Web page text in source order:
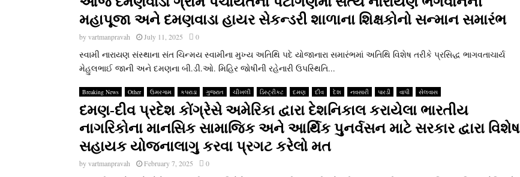
મહાપૂજા અને દમણવાડા હાયર સેકન્‍ડરી શાળાના શિક્ષકોનો સન્‍માન સમારંભ
byvartmanpravah July 11, 2025 0
સ્‍વામી નારાયણ સંસ્‍થાના સંત ચિન્‍મય સ્‍વામીના મુખ્‍ય અતિથિ પદે યોજાનારા સમારંભમાં અતિથિ વિશેષ તરીકે પ્રસિદ્ધ ભાગવતાચાર્ય
મેહુલભાઈ જાની અને દમણના બી.ડી.ઓ. મિહિર જોષીની રહેનારી ઉપસ્‍થિતિ...
Breaking News Other ઉમરગામ કપરાડા ગુજરાત ચીખલી ડિસ્ટ્રીકટ દમણ દીવ દેશ નવસારી પારડી વાપી સેલવાસ
દમણ-દીવ પ્રદેશ કોંગ્રેસે અમેરિકા દ્વારા દેશનિકાલ કરાયેલા ભારતીય
નાગરિકોના માનસિક સામાજિક અને આર્થિક પુનર્વસન માટે સરકાર દ્વારા વિશેષ
સહાયક યોજનાલાગુ કરવા પ્રગટ કરેલો મત
byvartmanpravah February 7, 2025 0